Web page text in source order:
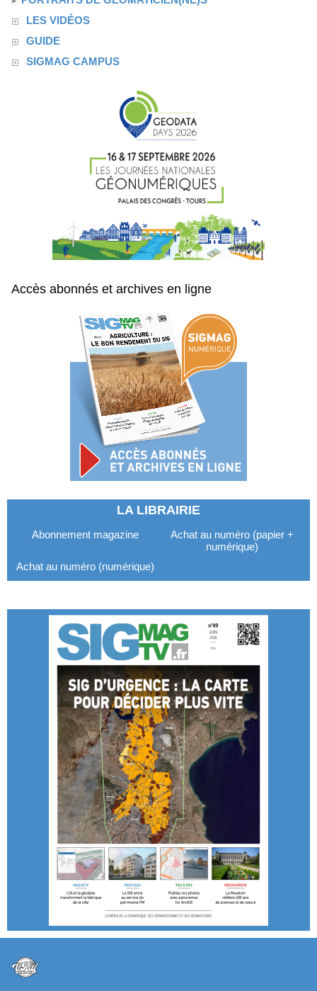
LES VIDÉOS
GUIDE
SIGMAG CAMPUS
Accès abonnés et archives en ligne
LA LIBRAIRIE
Abonnement magazine
Achat au numéro (papier +
numérique)
Achat au numéro (numérique)